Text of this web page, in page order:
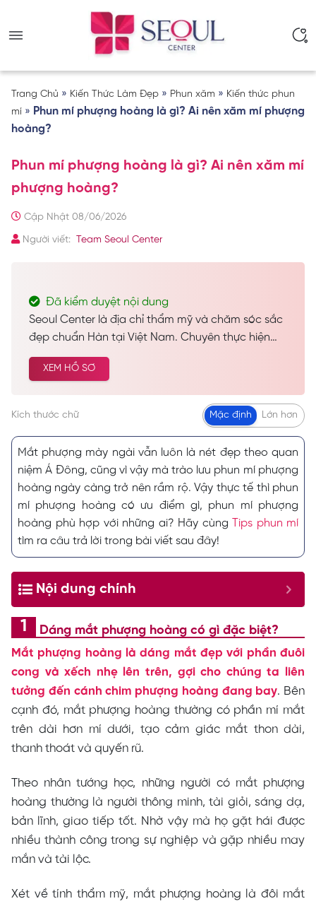
Trang Chủ » Kiến Thức Làm Đẹp » Phun xăm » Kiến thức phun
mí » Phun mí phượng hoàng là gì? Ai nên xăm mí phượng
hoàng?
Phun mí phượng hoàng là gì? Ai nên xăm mí
phượng hoàng?
Cập Nhật 08/06/2026
Người viết: Team Seoul Center
Đã kiểm duyệt nội dung
Seoul Center là địa chỉ thẩm mỹ và chăm sóc sắc
đẹp chuẩn Hàn tại Việt Nam. Chuyên thực hiện
các dịch vụ spa làm đẹp, chăm sóc da công nghệ
cao… Được nhiều khách hàng tin tưởng và lựa
XEM HỒ SƠ
Kích thước chữ Mặc định Lớn hơn
Mắt phượng mày ngài vẫn luôn là nét đẹp theo quan
niệm Á Đông, cũng vì vậy mà trào lưu phun mí phượng
hoàng ngày càng trở nên rầm rộ. Vậy thực tế thì phun
mí phượng hoàng có ưu điểm gì, phun mí phượng
hoàng phù hợp với những ai? Hãy cùng
Tips phun mí
tìm ra câu trả lời trong bài viết sau đây!
Nội dung chính
Dáng mắt phượng hoàng có gì đặc biệt?
Mắt phượng hoàng là dáng mắt đẹp với phần đuôi
cong và xếch nhẹ lên trên, gợi cho chúng ta liên
tưởng đến cánh chim phượng hoàng đang bay. Bên
cạnh đó, mắt phượng hoàng thường có phần mí mắt
trên dài hơn mí dưới, tạo cảm giác mắt thon dài,
thanh thoát và quyến rũ.
Theo nhân tướng học, những người có mắt phượng
hoàng thường là người thông minh, tài giỏi, sáng dạ,
bản lĩnh, giao tiếp tốt. Nhờ vậy mà họ gặt hái được
nhiều thành công trong sự nghiệp và gặp nhiều may
mắn và tài lộc.
Xét về tính thẩm mỹ, mắt phượng hoàng là đôi mắt